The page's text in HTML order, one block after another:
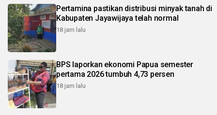
Pertamina pastikan distribusi minyak tanah di
Kabupaten Jayawijaya telah normal
18 jam lalu
BPS laporkan ekonomi Papua semester
pertama 2026 tumbuh 4,73 persen
18 jam lalu